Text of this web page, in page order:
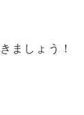
ましょう！